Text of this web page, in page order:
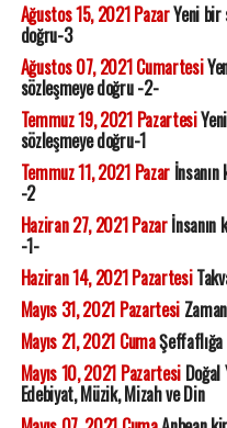
Ağustos 15, 2021 PazarYeni bir
doğru-3
Ağustos 07, 2021 Cumartesi
sözleşmeye doğru -2-
Temmuz 19, 2021 Pazartesi
sözleşmeye doğru-1
Temmuz 11, 2021 Pazarİnsanın
-2
Haziran 27, 2021 Pazarİnsanın
-1-
Haziran 14, 2021 Pazartesi
Mayıs 31, 2021 Pazartesi
Mayıs 21, 2021 CumaŞeffaflığa
Mayıs 10, 2021 PazartesiDoğal
Edebiyat, Müzik, Mizah ve Din